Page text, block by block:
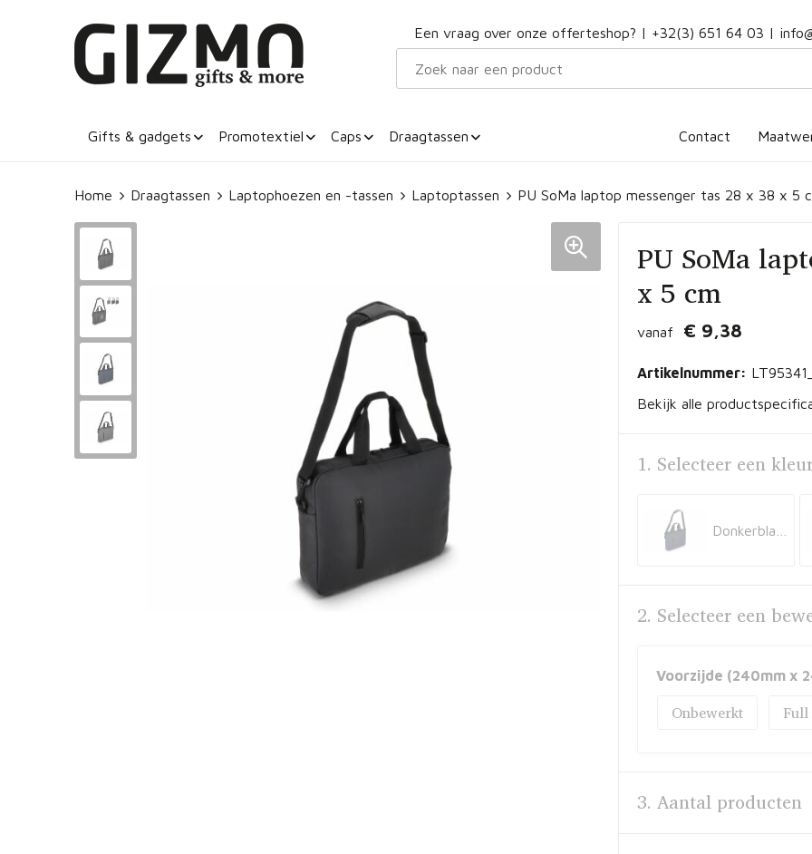
Een vraag over onze offerteshop? | +32(3) 651 64 03 |
Gifts & gadgets Promotextiel Caps Draagtassen Contact
Home Draagtassen Laptophoezen en -tassen Laptoptassen PU SoMa laptop messenger tas 28 x 38 x 5
PU SoMa
x 5 cm
vanaf € 9,38
Artikelnummer:
Bekijk alle
1. Selecteer een
2. Selecteer een
Voorzijde (240mm x
Onbewerkt
3. Aantal producten